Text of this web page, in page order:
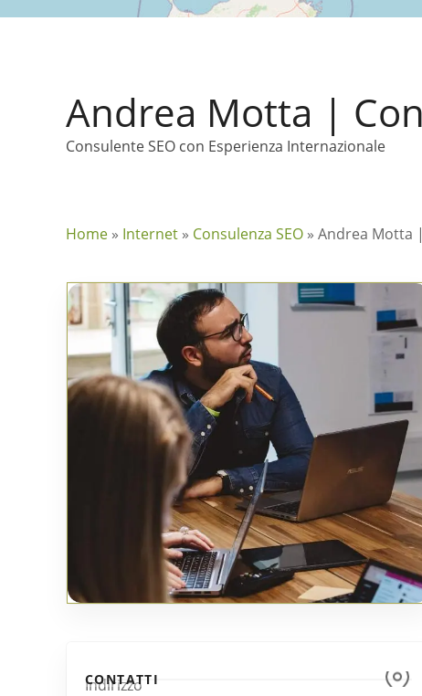
Andrea Motta |
Consulente SEO con Esperienza Internazionale
Home » Internet » Consulenza SEO » Andrea Motta
CONTATTI
Indirizzo